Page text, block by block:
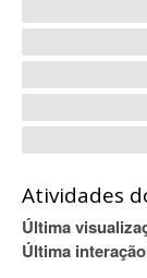
Atividades
Última
Última